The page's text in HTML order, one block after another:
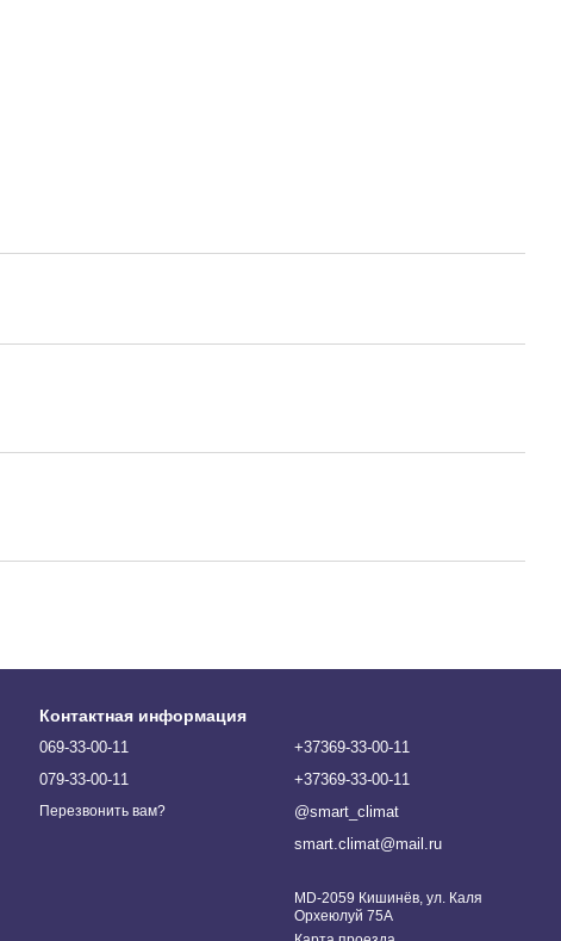
Контактная информация
069-33-00-11
079-33-00-11
Перезвонить вам?
+37369-33-00-11
+37369-33-00-11
@smart_climat
smart.climat@mail.ru
MD-2059 Кишинёв, ул. Каля
Орхеюлуй 75A